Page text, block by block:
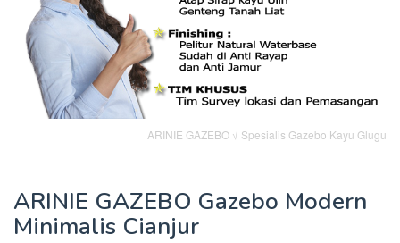
ARINIE GAZEBO √ Spesialis Gazebo Kayu Glugu
ARINIE GAZEBO Gazebo Modern
Minimalis Cianjur